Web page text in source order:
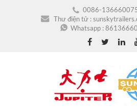
0086-
Thư điện tử :
Whatsapp :